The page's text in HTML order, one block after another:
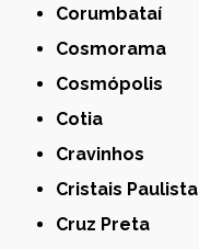
Corumbataí
Cosmorama
Cosmópolis
Cotia
Cravinhos
Cristais Paulista
Cruz Preta